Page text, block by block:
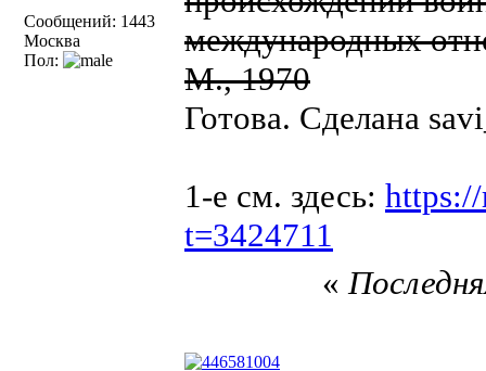
Сообщений: 1443
Москва
Пол:
международных
М., 1970
Готова. Сделана
1-е см. здесь:
t=3424711
«